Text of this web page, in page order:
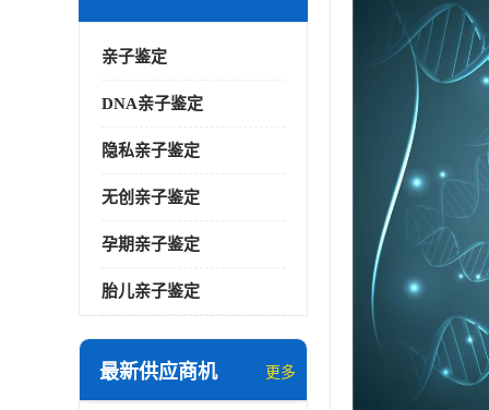
亲子鉴定
DNA亲子鉴定
隐私亲子鉴定
无创亲子鉴定
孕期亲子鉴定
胎儿亲子鉴定
最新供应商机 更多